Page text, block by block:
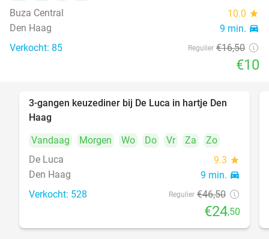
Buza Central
10.0 star
Den Haag 9 min. directions_car
Verkocht: 85 Regulier €16,50
€10
47%
3-gangen keuzediner bij De Luca in hartje Den
Haag
Vandaag
Morgen Wo Do Vr Za
Zo
De Luca
9.3 star
Den Haag 9 min. directions_car
Verkocht: 528 Regulier €46,50
€24,50